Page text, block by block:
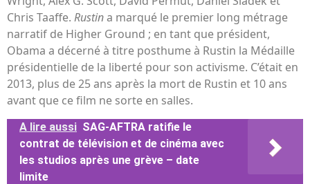
Chris Taaffe. Rustina marqué le premier long métrage
narratif de Higher Ground ; en tant que président,
Obama a décerné à titre posthume à Rustin la Médaille
présidentielle de la liberté pour son activisme. C’était en
2013, plus de 25 ans après la mort de Rustin et 10 ans
avant que ce film ne sorte en salles.
A lire aussi SAG-AFTRA ratifie le
contrat de télévision et de cinéma avec
les studios après une grève – date
limite